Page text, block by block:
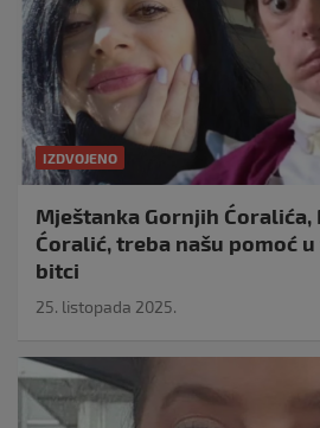
IZDVOJENO
Mještanka Gornjih Ćoralića,
Ćoralić, treba našu pomoć
bitci
25. listopada 2025.